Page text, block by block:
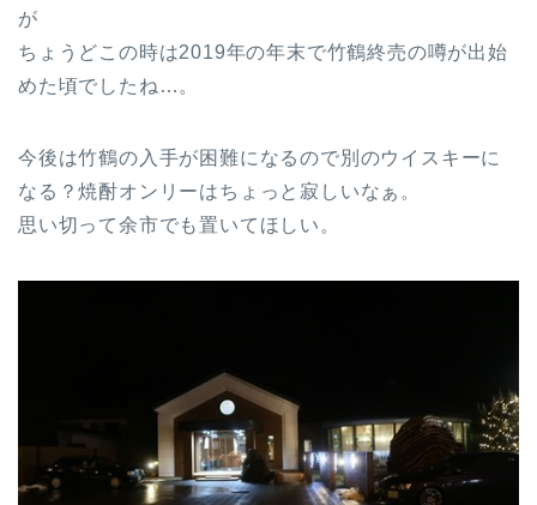
が
ちょうどこの時は2019年の年末で竹鶴終売の噂が出始
めた頃でしたね…。
今後は竹鶴の入手が困難になるので別のウイスキーに
なる？焼酎オンリーはちょっと寂しいなぁ。
思い切って余市でも置いてほしい。